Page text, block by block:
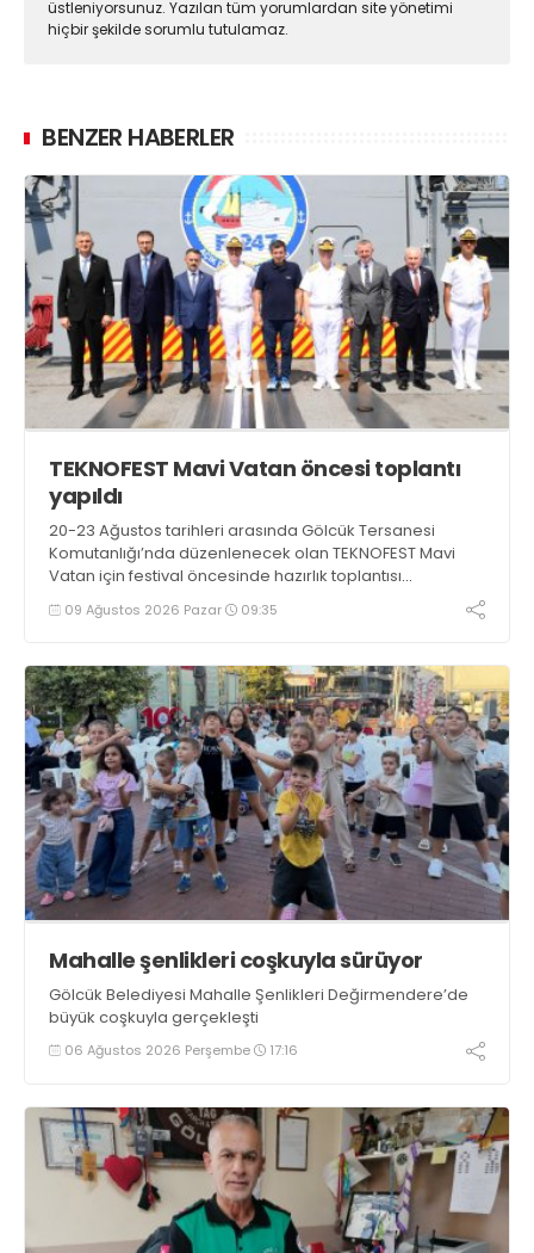
üstleniyorsunuz. Yazılan tüm yorumlardan site yönetimi
hiçbir şekilde sorumlu tutulamaz.
BENZER HABERLER
TEKNOFEST Mavi Vatan öncesi toplantı
yapıldı
20-23 Ağustos tarihleri arasında Gölcük Tersanesi
Komutanlığı’nda düzenlenecek olan TEKNOFEST Mavi
Vatan için festival öncesinde hazırlık toplantısı
gerçekleştirildi
09 Ağustos 2026 Pazar 09:35
Mahalle şenlikleri coşkuyla sürüyor
Gölcük Belediyesi Mahalle Şenlikleri Değirmendere’de
büyük coşkuyla gerçekleşti
06 Ağustos 2026 Perşembe 17:16